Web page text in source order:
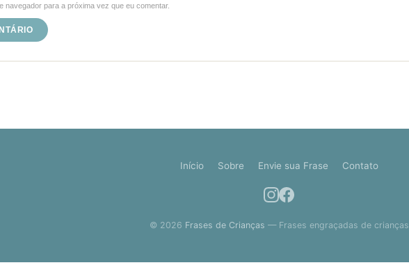
navegador para a próxima vez que eu comentar.
Início Sobre Envie sua Frase Contato
© 2026 Frases de Crianças — Frases engraçadas de crianças